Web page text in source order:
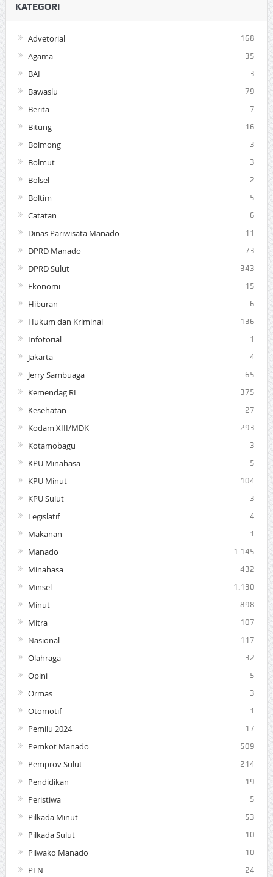
KATEGORI
Advetorial 168
Agama 35
BAI 3
Bawaslu 79
Berita 7
Bitung 16
Bolmong 3
Bolmut 3
Bolsel 2
Boltim 5
Catatan 6
Dinas Pariwisata Manado 11
DPRD Manado 73
DPRD Sulut 343
Ekonomi 15
Hiburan 6
Hukum dan Kriminal 136
Infotorial 1
Jakarta 4
Jerry Sambuaga 65
Kemendag RI 375
Kesehatan 27
Kodam XIII/MDK 293
Kotamobagu 3
KPU Minahasa 5
KPU Minut 104
KPU Sulut 3
Legislatif 4
Makanan 1
Manado 1.145
Minahasa 432
Minsel 1.130
Minut 898
Mitra 107
Nasional 117
Olahraga 32
Opini 5
Ormas 3
Otomotif 1
Pemilu 2024 17
Pemkot Manado 509
Pemprov Sulut 214
Pendidikan 19
Peristiwa 5
Pilkada Minut 53
Pilkada Sulut 10
Pilwako Manado 10
PLN 24